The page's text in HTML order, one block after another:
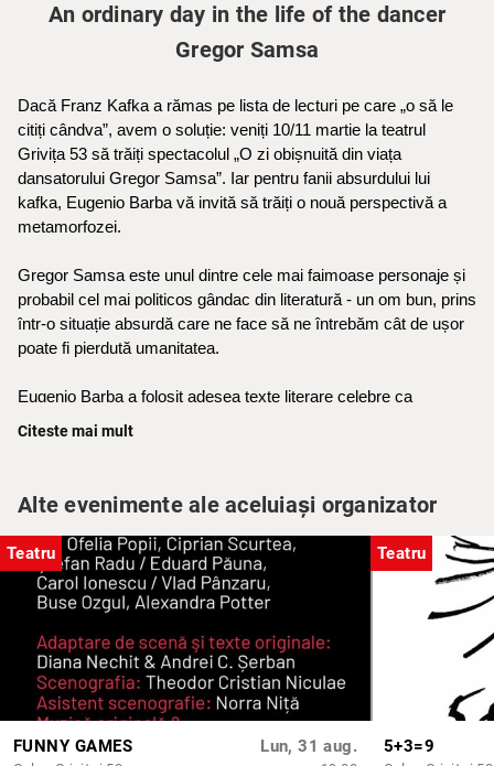
An ordinary day in the life of the dancer
Gregor Samsa
Dacă Franz Kafka a rămas pe lista de lecturi pe care „o să le
citiți cândva”, avem o soluție: veniți 10/11 martie la teatrul
Grivița 53 să trăiți spectacolul „O zi obișnuită din viața
dansatorului Gregor Samsa”. Iar pentru fanii absurdului lui
kafka, Eugenio Barba vă invită să trăiți o nouă perspectivă a
metamorfozei.
Gregor Samsa este unul dintre cele mai faimoase personaje și
probabil cel mai politicos gândac din literatură - un om bun, prins
într-o situație absurdă care ne face să ne întrebăm cât de ușor
poate fi pierdută umanitatea.
Eugenio Barba a folosit adesea texte literare celebre ca
inspirație pentru spectacole sau exerciții actoricești. În contextul
transformării corporale a actorului, alienării personajului,
limbajului nonverbal și expresiei fizice. Legătura dintre Gregor
Samsa și Eugenio Barba este una de inspirație artistică, care a
durat patru ani de la prima repetiție până la premieră.
"O zi obișnuită din viața dansatorului Gregor Samsa" este prima
creație regizorală semnată de Eugenio Barba în afara Odin
Teatret.
Parteneri Principali:
Primăria Sectorului 1 & Raiffeisen Bank
Citeste mai mult
Alte evenimente ale aceluiași organizator
Teatru
FUNNY GAMES Lun, 31 aug.
Teatru
5+3=9